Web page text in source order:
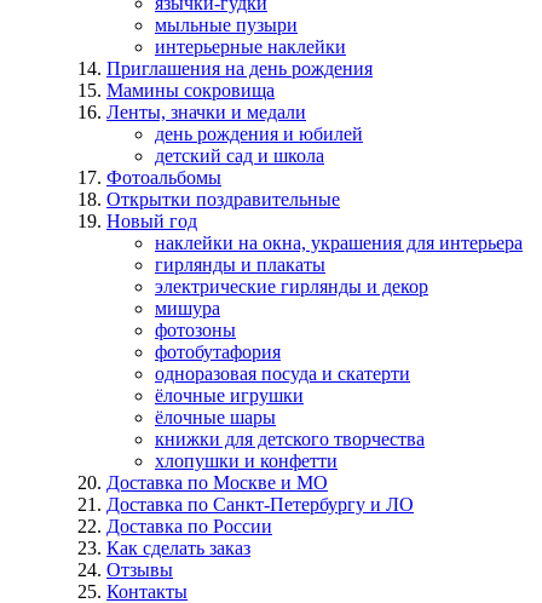
мыльные пузыри
интерьерные наклейки
Приглашения на день рождения
Мамины сокровища
Ленты, значки и медали
день рождения и юбилей
детский сад и школа
Фотоальбомы
Открытки поздравительные
Новый год
наклейки на окна, украшения для интерьера
гирлянды и плакаты
электрические гирлянды и декор
мишура
фотозоны
фотобутафория
одноразовая посуда и скатерти
ёлочные игрушки
ёлочные шары
книжки для детского творчества
хлопушки и конфетти
Доставка по Москве и МО
Доставка по Санкт-Петербургу и ЛО
Доставка по России
Как сделать заказ
Отзывы
Контакты